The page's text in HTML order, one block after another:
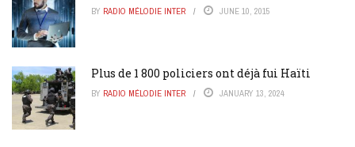
BY RADIO MÉLODIE INTER JUNE 10, 2015
Plus de 1 800 policiers ont déjà fui Haïti
BY RADIO MÉLODIE INTER JANUARY 13, 2024